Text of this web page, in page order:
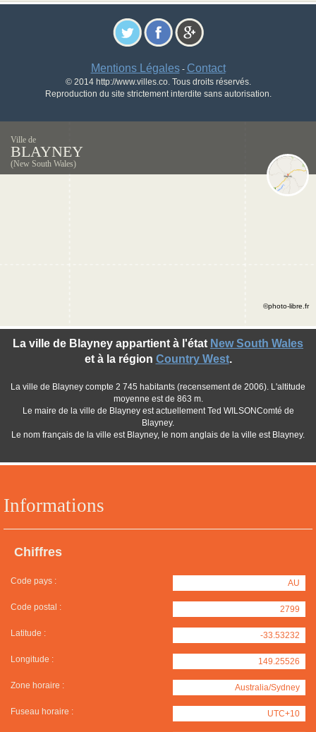
Mentions Légales- Contact
© 2014 http://www.villes.co. Tous droits réservés.
Reproduction du site strictement interdite sans autorisation.
Ville de
BLAYNEY
(New South Wales)
Informations
Chiffres
Code pays : AU
Code postal : 2799
Latitude : -33.53232
Longitude : 149.25526
Zone horaire : Australia/Sydney
Fuseau horaire : UTC+10
La ville de Blayney appartient à l'état New South Wales
et à la région Country West.
La ville de Blayney compte 2 745 habitants (recensement de 2006). L'altitude
moyenne est de 863 m.
Le maire de la ville de Blayney est actuellement Ted WILSONComté de
Blayney.
Le nom français de la ville est Blayney, le nom anglais de la ville est Blayney.
©photo-libre.fr